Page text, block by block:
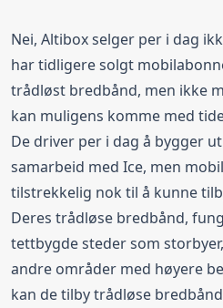
Nei, Altibox selger per i dag
har tidligere solgt
trådløst bredbånd, men ikke
kan muligens komme med
De driver per i dag å bygger
samarbeid med Ice, men
tilstrekkelig nok til å kunne
Deres trådløse bredbånd,
tettbygde steder som
andre områder med høyere
kan de tilby trådløse